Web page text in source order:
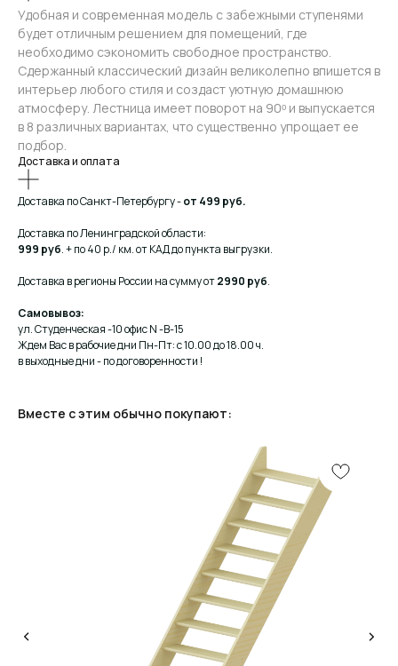
Удобная и современная модель с забежными ступенями
будет отличным решением для помещений, где
необходимо сэкономить свободное пространство.
Сдержанный классический дизайн великолепно впишется в
интерьер любого стиля и создаст уютную домашнюю
атмосферу. Лестница имеет поворот на 90ᵒ и выпускается
в 8 различных вариантах, что существенно упрощает ее
подбор.
Доставка и оплата
Доставка по Санкт-Петербургу -от 499 руб.
Доставка по Ленинградской области:
999 руб. + по 40 р./ км. от КАД до пункта выгрузки.
Доставка в регионы России на сумму от2990 руб.
Самовывоз:
ул. Студенческая -10 офис N -В-15
Ждем Вас в рабочие дни Пн-Пт: с 10.00 до 18.00 ч.
в выходные дни - по договоренности !
Вместе с этим обычно покупают:
Опытные специалисты помогут Вам с дизайном
Мы ответим на все вопросы, поможем с планировкой,
бюджетом и организацией вашего проекта